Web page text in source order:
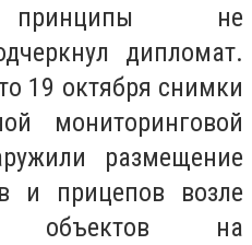
принципы не
дипломат.
19 октября снимки
мониторинговой
размещение
и прицепов возле
объектов на